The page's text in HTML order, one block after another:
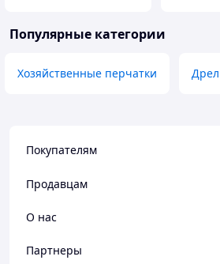
Популярные категории
Хозяйственные перчатки
Покупателям
Продавцам
О нас
Партнеры